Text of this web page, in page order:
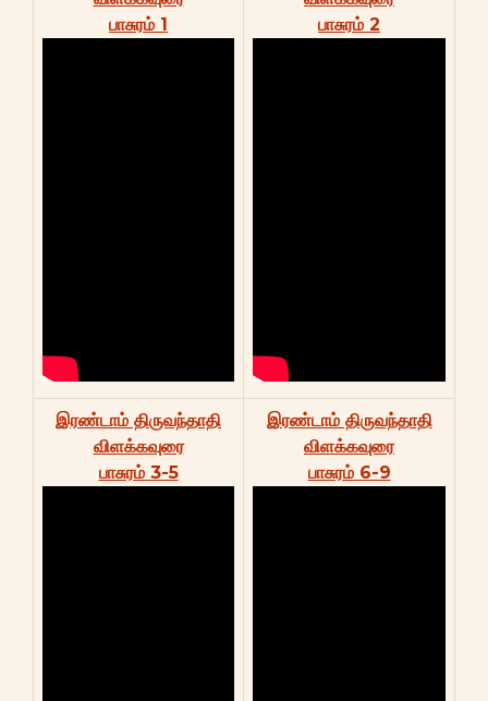
பாசுரம் 1
பாசுரம் 2
இரண்டாம் திருவந்தாதி
விளக்கவுரை
பாசுரம் 3-5
இரண்டாம் திருவந்தாதி
விளக்கவுரை
பாசுரம் 6-9